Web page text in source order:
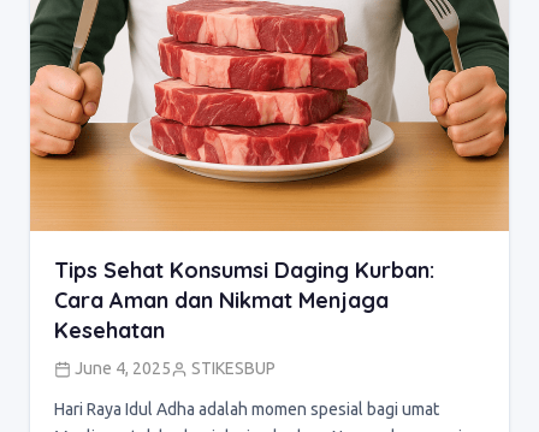
Tips Sehat Konsumsi Daging Kurban:
Cara Aman dan Nikmat Menjaga
Kesehatan
June 4, 2025 STIKESBUP
Hari Raya Idul Adha adalah momen spesial bagi umat